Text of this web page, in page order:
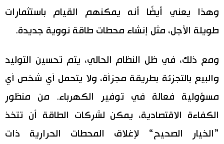
وهذا يعني أيضًا أنه يمكنهم القيام باستثمارات
طويلة الأجل، مثل إنشاء محطات طاقة نووية جديدة.
ومع ذلك، في ظل النظام الحالي، يتم تحسين التوليد
والبيع بالتجزئة بطريقة مجزأة، ولا يتحمل أي شخص أي
مسؤولية فعالة في توفير الكهرباء. من منظور
الكفاءة الاقتصادية، يمكن لشركات الطاقة أن تتخذ
”الخيار الصحيح“ لإغلاق المحطات الحرارية ذات